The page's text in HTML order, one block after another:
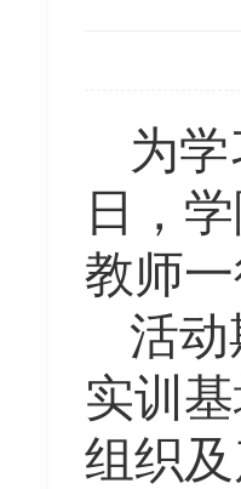
为
日，
教师
活
实训
组织